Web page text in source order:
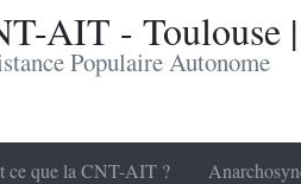
AIT - Toulouse
Populaire Autonome
ce que la CNT-AIT ?